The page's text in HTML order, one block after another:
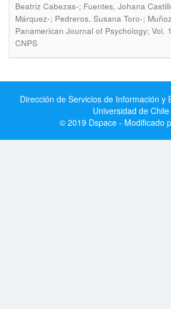
Beatriz Cabezas-; Fuentes, Johana
Márquez-; Pedreros, Susana Toro-;
Panamerican Journal of Psychology; Vol.
CNPS
Dirección de Servicios de Información y
Universidad de Chile
© 2019 Dspace - Modificado